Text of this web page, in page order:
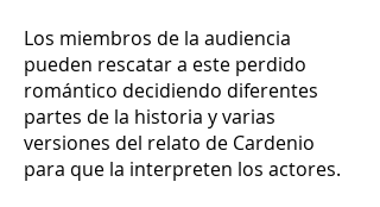
Los miembros de la audiencia
pueden rescatar a este perdido
romántico decidiendo diferentes
partes de la historia y varias
versiones del relato de Cardenio
para que la interpreten los actores.